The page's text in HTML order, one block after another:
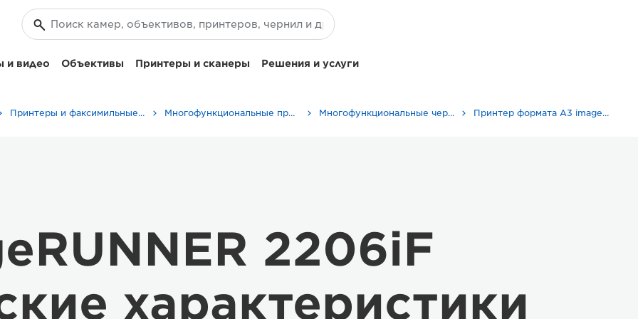
и видео Объективы Принтеры и сканеры Решения и услуги
Принтеры и факсимильные аппараты для бизнеса Многофункциональные принтеры - Принтеры «Все в одном» Многофункциональные черно-белые принтеры Принтер формата A3 imageRUNNER 2206iF
2206iF
характеристики